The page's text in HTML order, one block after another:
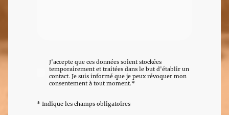
J'accepte que ces données soient stockées
temporairement et traitées dans le but d'établir un
contact. Je suis informé que je peux révoquer mon
consentement à tout moment.*
* Indique les champs obligatoires